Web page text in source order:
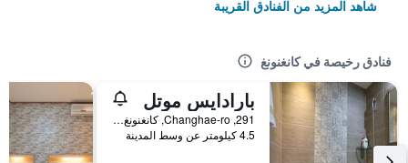
شاهد المزيد من الفنادق القريبة
فنادق رخيصة في كانغنونغ
بارادايس موتل
291, Changhae-ro, كانغنونغ, كوريا الجنوبية
4.5 كيلومتر عن وسط المدينة